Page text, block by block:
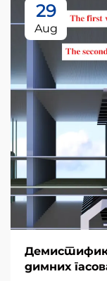
29
Aug
димних